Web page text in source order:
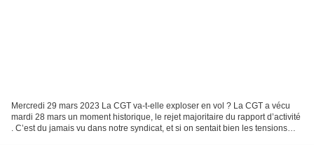
Mercredi 29 mars 2023 La CGT va-t-elle exploser en vol ? La CGT a vécu
mardi 28 mars un moment historique, le rejet majoritaire du rapport d’activité
. C’est du jamais vu dans notre syndicat, et si on sentait bien les tensions